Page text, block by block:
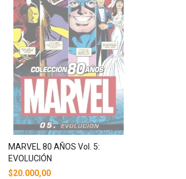
MARVEL 80 AÑOS Vol. 5:
EVOLUCIÓN
$20.000,00